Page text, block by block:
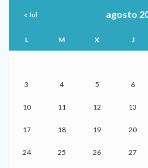
agosto
L M X J
3 4 5 6
10 11 12 13
17 18 19 20
24 25 26 27
« Jul